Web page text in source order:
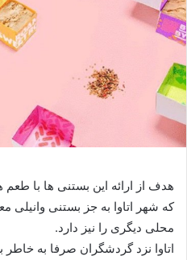
هدف از ارائه این بستنی ها با
که شهر اتاوا به جز بستنی
محلی دیگری را نیز دارد.
اتاوا نزد گردشگران صرفا به